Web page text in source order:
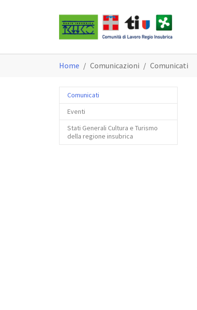
Home Comunicazioni Comunicati
Comunicati
Eventi
Stati Generali Cultura e Turismo
della regione insubrica